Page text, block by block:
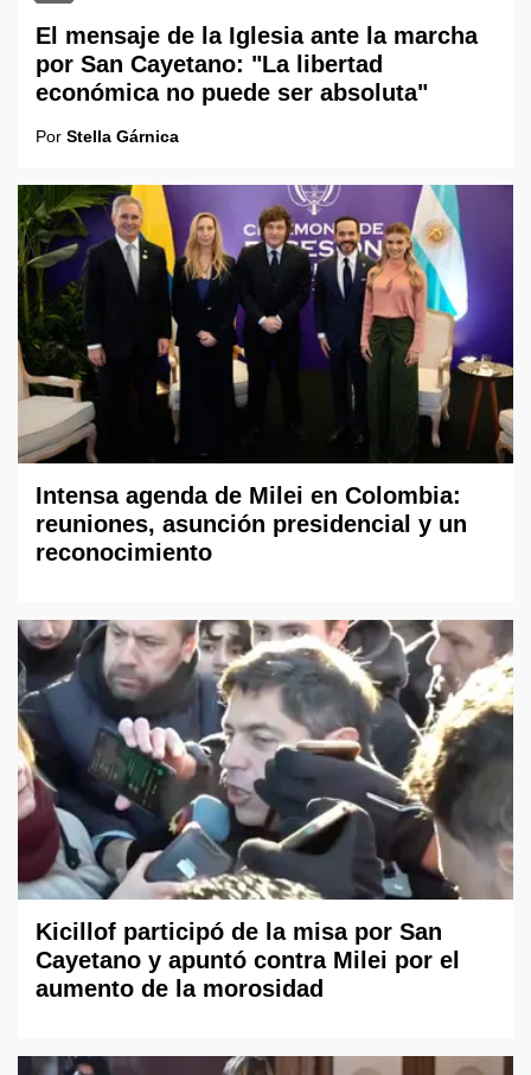
El mensaje de la Iglesia ante la marcha
por San Cayetano: "La libertad
económica no puede ser absoluta"
Por Stella Gárnica
Intensa agenda de Milei en Colombia:
reuniones, asunción presidencial y un
reconocimiento
Kicillof participó de la misa por San
Cayetano y apuntó contra Milei por el
aumento de la morosidad